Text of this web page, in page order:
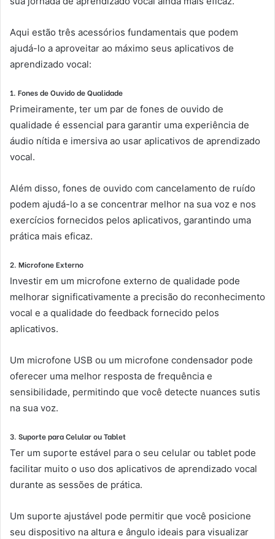
Aqui estão três acessórios fundamentais que podem
ajudá-lo a aproveitar ao máximo seus aplicativos de
aprendizado vocal:
1. Fones de Ouvido de Qualidade
Primeiramente, ter um par de fones de ouvido de
qualidade é essencial para garantir uma experiência de
áudio nítida e imersiva ao usar aplicativos de aprendizado
vocal.
Além disso, fones de ouvido com cancelamento de ruído
podem ajudá-lo a se concentrar melhor na sua voz e nos
exercícios fornecidos pelos aplicativos, garantindo uma
prática mais eficaz.
2. Microfone Externo
Investir em um microfone externo de qualidade pode
melhorar significativamente a precisão do reconhecimento
vocal e a qualidade do feedback fornecido pelos
aplicativos.
Um microfone USB ou um microfone condensador pode
oferecer uma melhor resposta de frequência e
sensibilidade, permitindo que você detecte nuances sutis
na sua voz.
3. Suporte para Celular ou Tablet
Ter um suporte estável para o seu celular ou tablet pode
facilitar muito o uso dos aplicativos de aprendizado vocal
durante as sessões de prática.
Um suporte ajustável pode permitir que você posicione
seu dispositivo na altura e ângulo ideais para visualizar